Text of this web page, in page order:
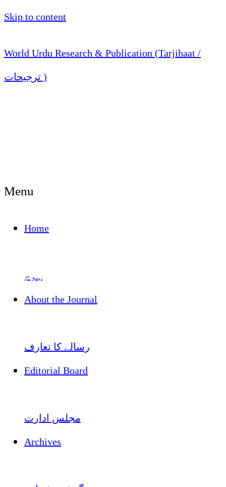
Skip to content
World Urdu Research & Publication (Tarjihaat /
ترجیحات )
Menu
Home
ہوم
About the Journal
رسالے کا تعارف
Editorial Board
مجلس ادارت
Archives